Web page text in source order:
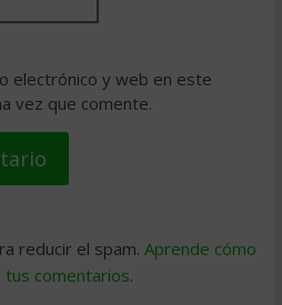
electrónico y web en este
vez que comente.
reducir el spam. Aprende cómo
comentarios.